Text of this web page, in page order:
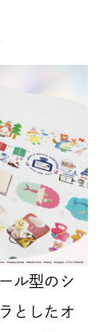
ル型のシ
としたオ